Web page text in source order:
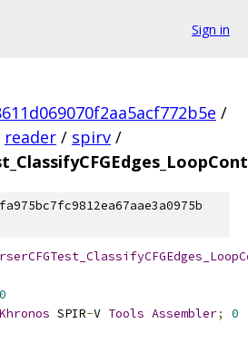
Sign in
/
reader / spirv /
Khronos SPIR-V Tools Assembler;
0